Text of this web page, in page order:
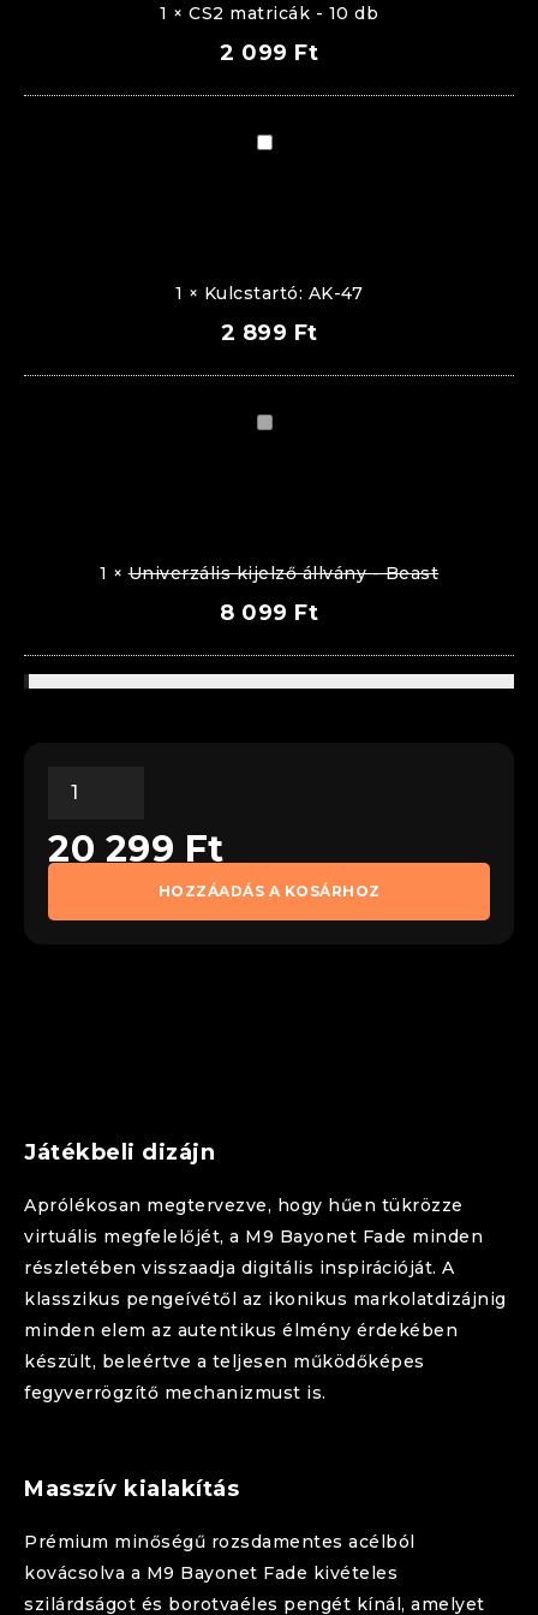
1 × CS2 matricák - 10 db
2 099 Ft
1 × Kulcstartó: AK-47
2 899 Ft
1 ×Univerzális kijelző állvány - Beast
8 099 Ft
HOZZÁADÁS A KOSÁRHOZ
20 299 Ft
Játékbeli dizájn
Aprólékosan megtervezve, hogy hűen tükrözze
virtuális megfelelőjét, a M9 Bayonet Fade minden
részletében visszaadja digitális inspirációját. A
klasszikus pengeívétől az ikonikus markolatdizájnig
minden elem az autentikus élmény érdekében
készült, beleértve a teljesen működőképes
fegyverrögzítő mechanizmust is.
Masszív kialakítás
Prémium minőségű rozsdamentes acélból
kovácsolva a M9 Bayonet Fade kivételes
szilárdságot és borotvaéles pengét kínál, amelyet